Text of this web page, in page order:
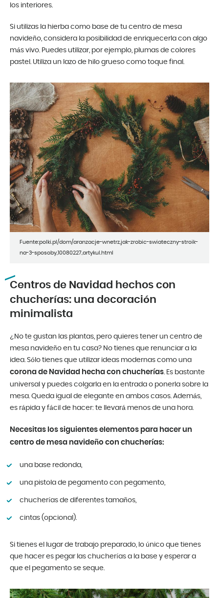
los interiores.
Si utilizas la hierba como base de tu centro de mesa
navideño, considera la posibilidad de enriquecerla con algo
más vivo. Puedes utilizar, por ejemplo, plumas de colores
pastel. Utiliza un lazo de hilo grueso como toque final.
Fuente:polki.pl/dom/aranzacje-wnetrz,jak-zrobic-swiateczny-stroik-
na-3-sposoby,10080227,artykul.html
Centros de Navidad hechos con
chucherías: una decoración
minimalista
¿No te gustan las plantas, pero quieres tener un centro de
mesa navideño en tu casa? No tienes que renunciar a la
idea. Sólo tienes que utilizar ideas modernas como una
corona de Navidad hecha con chucherías . Es bastante
universal y puedes colgarla en la entrada o ponerla sobre la
mesa. Queda igual de elegante en ambos casos. Además,
es rápida y fácil de hacer: te llevará menos de una hora.
Necesitas los siguientes elementos para hacer un
centro de mesa navideño con chucherías:
una base redonda,
una pistola de pegamento con pegamento,
chucherías de diferentes tamaños,
cintas (opcional).
Si tienes el lugar de trabajo preparado, lo único que tienes
que hacer es pegar las chucherías a la base y esperar a
que el pegamento se seque.